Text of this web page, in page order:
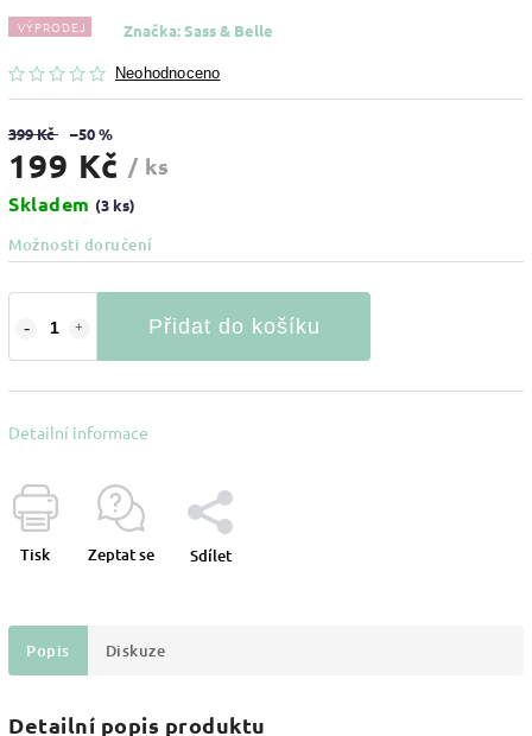
VÝPRODEJ
Neohodnoceno
Značka:Sass & Belle
399 Kč –50 %
199 Kč / ks
Skladem (3 ks)
Možnosti doručení
Přidat do košíku
Detailní informace
Tisk Zeptat se Sdílet
Popis Diskuze
Detailní popis produktu